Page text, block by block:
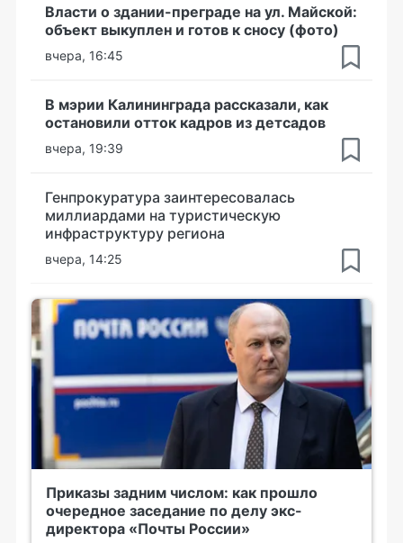
Власти о здании-преграде на ул. Майской:
объект выкуплен и готов к сносу (фото)
вчера, 16:45
В мэрии Калининграда рассказали, как
остановили отток кадров из детсадов
вчера, 19:39
Генпрокуратура заинтересовалась
миллиардами на туристическую
инфраструктуру региона
вчера, 14:25
Приказы задним числом: как прошло
очередное заседание по делу экс-
директора «Почты России»